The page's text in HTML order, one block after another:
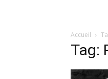
Accueil
Tag: